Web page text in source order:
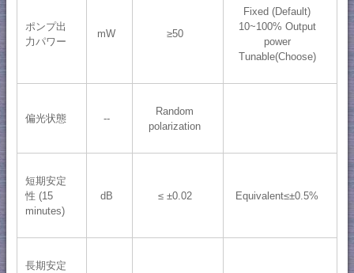
ポンプ出
力パワー
mW ≥50
Fixed (Default)
10~100% Output
power
Tunable(Choose)
偏光状態 --
Random
polarization
短期安定
性 (15
minutes)
dB ≤ ±0.02 Equivalent≤±0.5%
長期安定